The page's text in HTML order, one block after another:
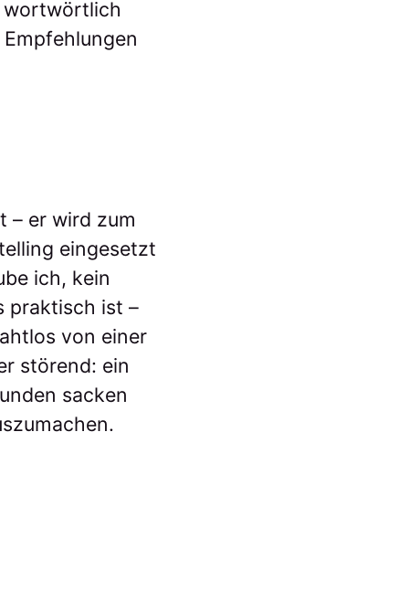
wortwörtlich
– er wird zum
eingesetzt
ich, kein
praktisch ist –
von einer
störend: ein
sacken